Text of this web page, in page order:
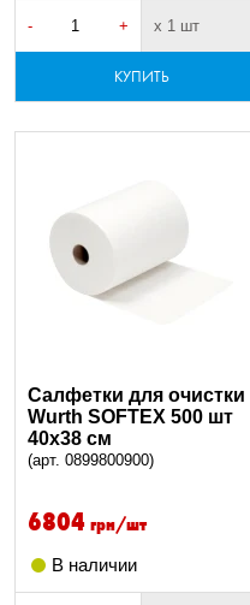
- + х 1 шт
КУПИТЬ
Салфетки для очистки
Wurth SOFTEX 500 шт
40х38 см
(арт. 0899800900)
6804 грн/шт
В наличии